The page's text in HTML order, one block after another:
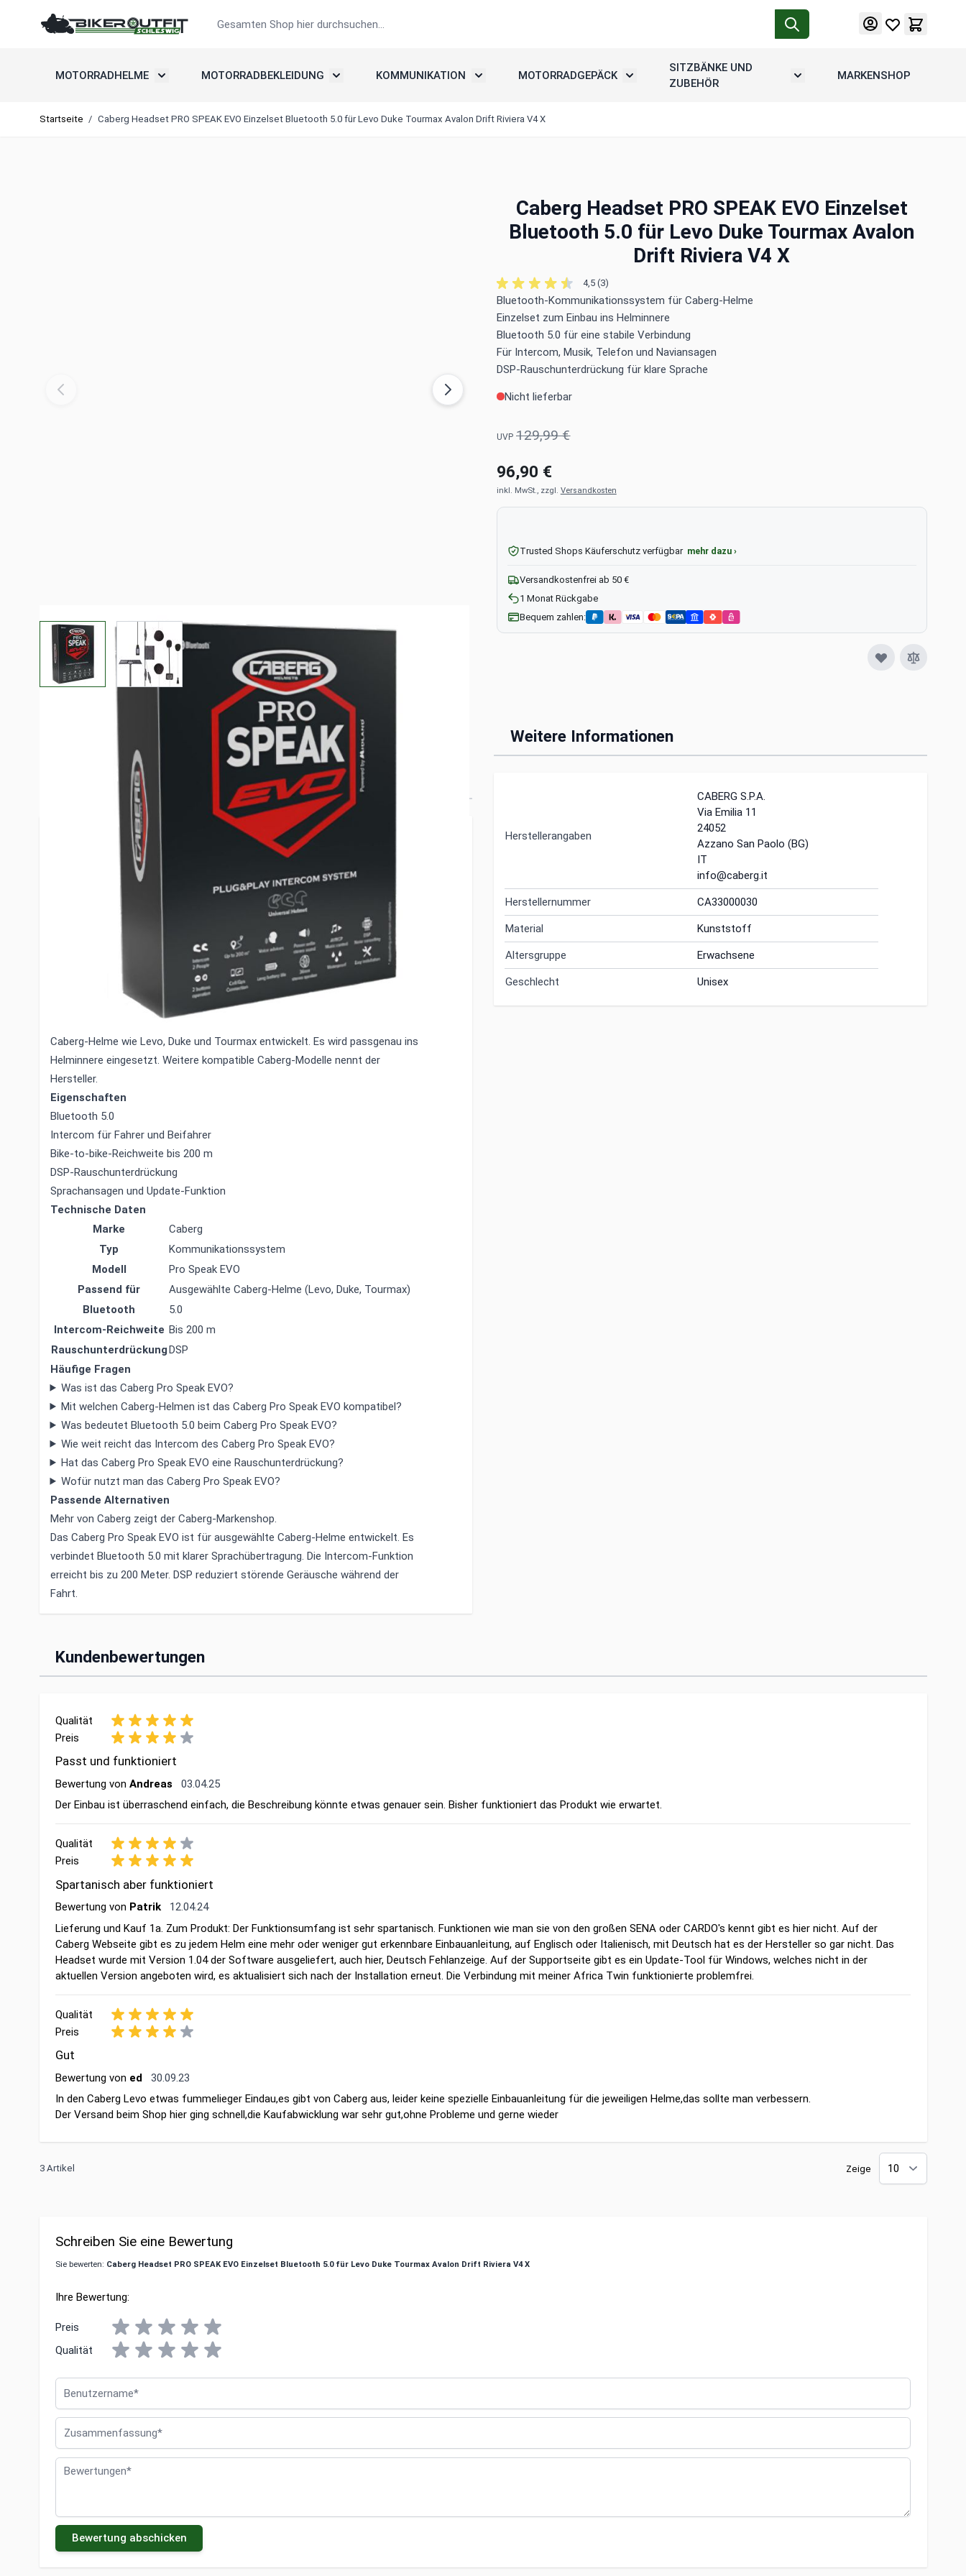
MOTORRADHELME
Untermenü umschalten: Motorradhelme
MOTORRADBEKLEIDUNG
Untermenü umschalten: Motorradbekleidung
KOMMUNIKATION
Untermenü umschalten: Kommunikation
MOTORRADGEPÄCK
Untermenü umschalten: Motorradgepäck
SITZBÄNKE UND
ZUBEHÖR
Untermenü umschalten: Sitzbänke
MARKENSHOP
Startseite / Caberg Headset PRO SPEAK EVO Einzelset Bluetooth 5.0 für Levo Duke Tourmax Avalon Drift Riviera V4 X
Caberg Headset PRO SPEAK EVO Einzelset
Bluetooth 5.0 für Levo Duke Tourmax Avalon
Drift Riviera V4 X
View larger imageView larger image
4,5 (3)
Bluetooth-Kommunikationssystem für Caberg-Helme
Einzelset zum Einbau ins Helminnere
Bluetooth 5.0 für eine stabile Verbindung
Für Intercom, Musik, Telefon und Naviansagen
DSP-Rauschunterdrückung für klare Sprache
Nicht lieferbar
UVP 129,99 €
96,90 €
inkl. MwSt., zzgl. Versandkosten
Trusted Shops Käuferschutz verfügbar mehr dazu ›
Versandkostenfrei ab 50 €
1 Monat Rückgabe
Bequem zahlen:
Beschreibung /
Caberg Headset PRO SPEAK EVO
Einzelset Bluetooth 5.0 für Levo Duke Tourmax Avalon
Drift Riviera V4 X
Das Caberg Pro Speak EVO bringt klare Kommunikation direkt in deinen Helm.
Es ist für den integrierten Einbau in ausgewählte Caberg-Helme entwickelt und
nutzt Bluetooth 5.0.
Bluetooth 5.0 für eine moderne, stabile Funkverbindung
Intercom bis 200 m für die Verständigung unterwegs
DSP-Rauschunterdrückung verbessert die Sprachverständlichkeit
Für Musik, Telefonate und Naviansagen geeignet
Passgenau in ausgewählte Caberg-Helme integrierbar
Das Caberg Pro Speak EVO ist für den integrierten Einbau in ausgewählte
Caberg-Helme wie Levo, Duke und Tourmax entwickelt. Es wird passgenau ins
Helminnere eingesetzt. Weitere kompatible Caberg-Modelle nennt der
Hersteller.
Eigenschaften
Bluetooth 5.0
Intercom für Fahrer und Beifahrer
Bike-to-bike-Reichweite bis 200 m
DSP-Rauschunterdrückung
Sprachansagen und Update-Funktion
Technische Daten
Marke
Caberg
Typ
Kommunikationssystem
Modell
Pro Speak EVO
Passend für
Ausgewählte Caberg-Helme (Levo, Duke, Tourmax)
Bluetooth
5.0
Intercom-Reichweite Bis 200 m
RauschunterdrückungDSP
Häufige Fragen
Was ist das Caberg Pro Speak EVO?
Mit welchen Caberg-Helmen ist das Caberg Pro Speak EVO kompatibel?
Was bedeutet Bluetooth 5.0 beim Caberg Pro Speak EVO?
Wie weit reicht das Intercom des Caberg Pro Speak EVO?
Hat das Caberg Pro Speak EVO eine Rauschunterdrückung?
Wofür nutzt man das Caberg Pro Speak EVO?
Passende Alternativen
Mehr von Caberg zeigt der Caberg-Markenshop.
Das Caberg Pro Speak EVO ist für ausgewählte Caberg-Helme entwickelt. Es
verbindet Bluetooth 5.0 mit klarer Sprachübertragung. Die Intercom-Funktion
erreicht bis zu 200 Meter. DSP reduziert störende Geräusche während der
Fahrt.
Weitere Informationen
Herstellerangaben
CABERG S.P.A.
Via Emilia 11
24052
Azzano San Paolo (BG)
IT
info@caberg.it
Herstellernummer CA33000030
Material Kunststoff
Altersgruppe Erwachsene
Geschlecht Unisex
Kundenbewertungen
Qualität
Preis
Passt und funktioniert
Bewertung von Andreas 3. April 2025
03.04.25
Der Einbau ist überraschend einfach, die Beschreibung könnte etwas genauer sein. Bisher funktioniert das Produkt wie erwartet.
Qualität
Preis
Spartanisch aber funktioniert
Bewertung von Patrik 12. April 2024
12.04.24
Lieferung und Kauf 1a. Zum Produkt: Der Funktionsumfang ist sehr spartanisch. Funktionen wie man sie von den großen SENA oder CARDO's kennt gibt es hier nicht. Auf der
Caberg Webseite gibt es zu jedem Helm eine mehr oder weniger gut erkennbare Einbauanleitung, auf Englisch oder Italienisch, mit Deutsch hat es der Hersteller so gar nicht. Das
Headset wurde mit Version 1.04 der Software ausgeliefert, auch hier, Deutsch Fehlanzeige. Auf der Supportseite gibt es ein Update-Tool für Windows, welches nicht in der
aktuellen Version angeboten wird, es aktualisiert sich nach der Installation erneut. Die Verbindung mit meiner Africa Twin funktionierte problemfrei.
Qualität
Preis
Gut
Bewertung von ed 30. September 2023
30.09.23
In den Caberg Levo etwas fummelieger Eindau,es gibt von Caberg aus, leider keine spezielle Einbauanleitung für die jeweiligen Helme,das sollte man verbessern.
Der Versand beim Shop hier ging schnell,die Kaufabwicklung war sehr gut,ohne Probleme und gerne wieder
3 Artikel Zeige
Schreiben Sie eine Bewertung
Sie bewerten: Caberg Headset PRO SPEAK EVO Einzelset Bluetooth 5.0 für Levo Duke Tourmax Avalon Drift Riviera V4 X
Ihre Bewertung:
Preis
Qualität
Bewertungen
Bewertung abschicken